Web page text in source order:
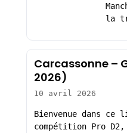
la
Carcassonne –
2026)
10 avril 2026
Bienvenue dans ce
compétition Pro